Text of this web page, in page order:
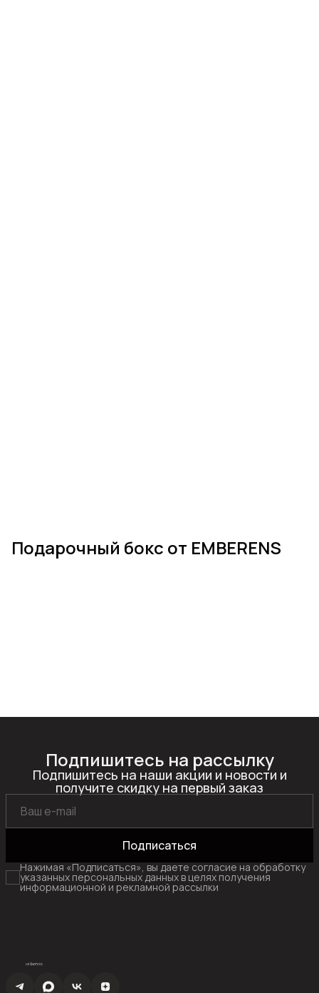
Подарочный бокс от EMBERENS
Подпишитесь на рассылку
Подпишитесь на наши акции и новости и
получите скидку на первый заказ
Подписаться
Нажимая «Подписаться», вы даете согласие на обработку
указанных персональных данных в целях получения
информационной и рекламной рассылки